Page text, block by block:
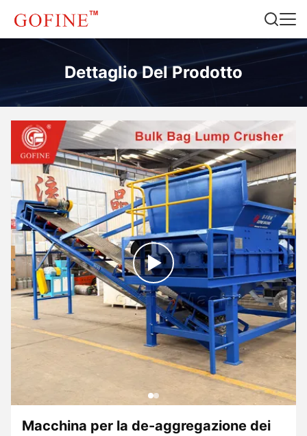
Dettaglio Del Prodotto
Macchina per la de-aggregazione dei